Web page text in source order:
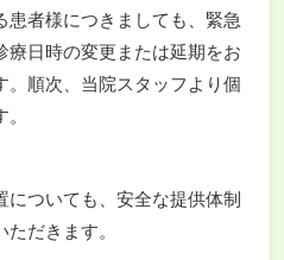
患者様につきましても、緊急
療日時の変更または延期をお
。順次、当院スタッフより個
ついても、安全な提供体制
だきます。